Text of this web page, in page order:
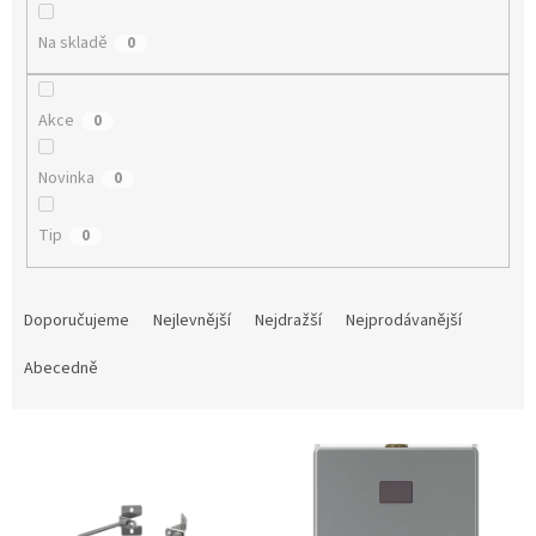
Na skladě 0
Akce 0
Novinka 0
Tip 0
Doporučujeme Nejlevnější Nejdražší
Nejprodávanější
Abecedně